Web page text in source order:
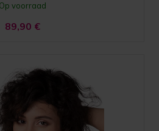
Op voorraad
89,90 €